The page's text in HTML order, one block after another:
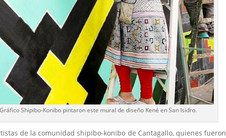
Shipibo-Konibo pintaron este mural de diseño Kené en San Isidro.
de la comunidad shipibo-konibo de Cantagallo, quienes fueron